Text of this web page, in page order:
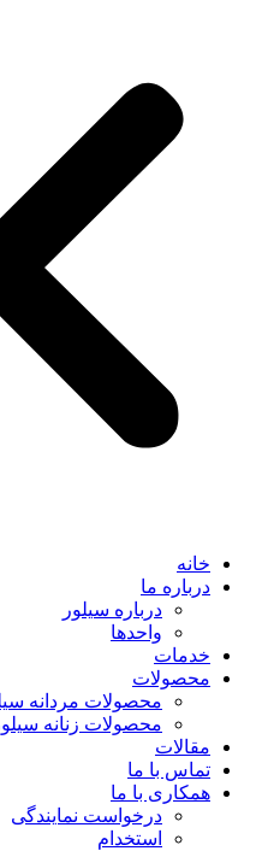
خانه
درباره ما
درباره سیلور
واحدها
خدمات
محصولات
محصولات مردانه
محصولات زنانه
مقالات
تماس با ما
همکاری با ما
درخواست نمایندگی
استخدام